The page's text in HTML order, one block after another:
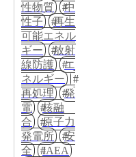
性物質
中
性子
再生
可能エネル
ギー
放射
線防護
エ
ネルギー
再処理
発
電
核融
合
原子力
発電所
安
全
IAEA